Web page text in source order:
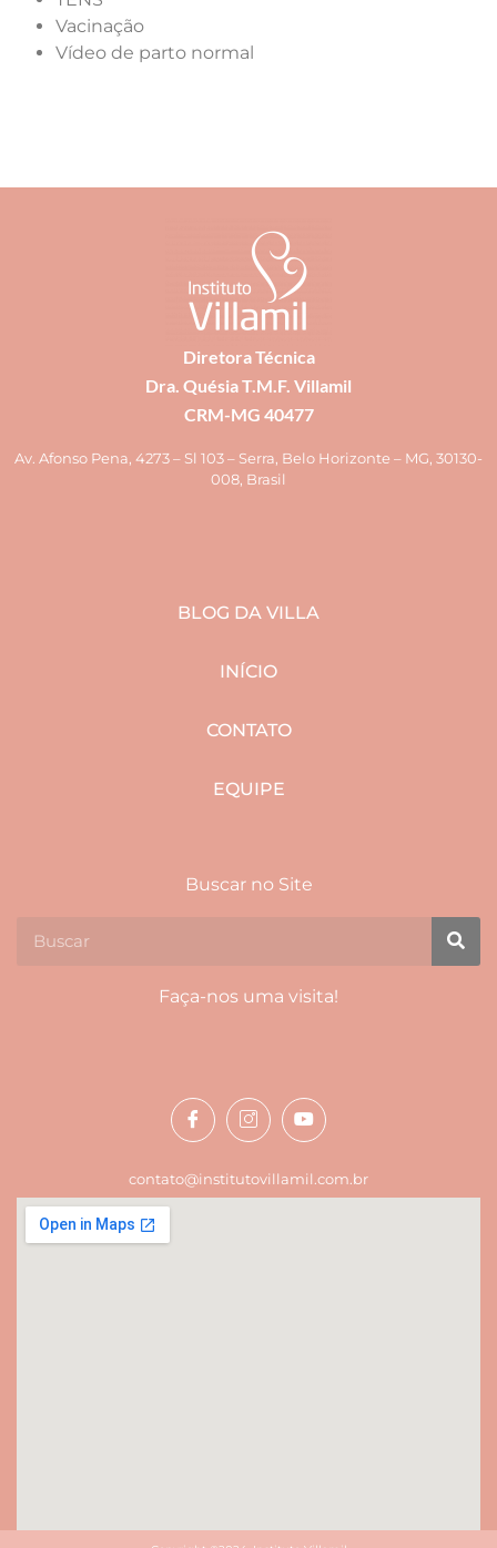
Vacinação
Vídeo de parto normal
Diretora Técnica
Dra. Quésia T.M.F. Villamil
CRM-MG 40477
Av. Afonso Pena, 4273 – Sl 103 – Serra, Belo Horizonte – MG, 30130-
008, Brasil
BLOG DA VILLA
INÍCIO
CONTATO
EQUIPE
Buscar no Site
Faça-nos uma visita!
contato@institutovillamil.com.br